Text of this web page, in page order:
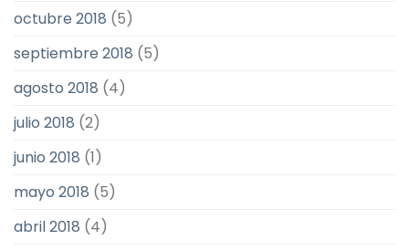
octubre 2018 (5)
septiembre 2018 (5)
agosto 2018 (4)
julio 2018 (2)
junio 2018 (1)
mayo 2018 (5)
abril 2018 (4)